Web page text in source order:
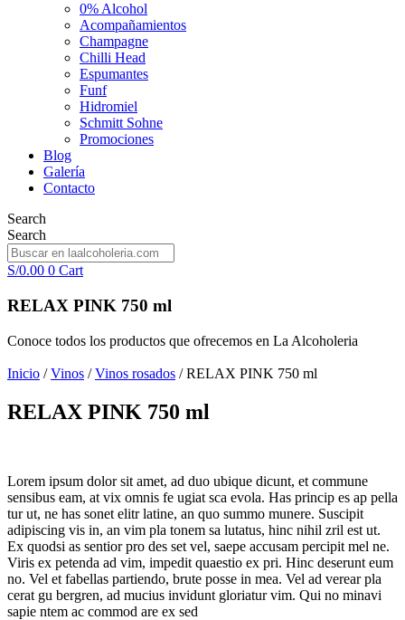
0% Alcohol
Acompañamientos
Champagne
Chilli Head
Espumantes
Funf
Hidromiel
Schmitt Sohne
Promociones
Blog
Galería
Contacto
Search
Search
S/0.00 0 Cart
RELAX PINK 750 ml
Conoce todos los productos que ofrecemos en La Alcoholeria
Inicio /Vinos /Vinos rosados / RELAX PINK 750 ml
RELAX PINK 750 ml
Lorem ipsum dolor sit amet, ad duo ubique dicunt, et commune
sensibus eam, at vix omnis fe ugiat sca evola. Has princip es ap pella
tur ut, ne has sonet elitr latine, an quo summo munere. Suscipit
adipiscing vis in, an vim pla tonem sa lutatus, hinc nihil zril est ut.
Ex quodsi as sentior pro des set vel, saepe accusam percipit mel ne.
Viris ex petenda ad vim, impedit quaestio ex pri. Hinc deserunt eum
no. Vel et fabellas partiendo, brute posse in mea. Vel ad verear pla
cerat gu bergren, ad mucius invidunt gloriatur vim. Qui no minavi
sapie ntem ac commod are ex sed